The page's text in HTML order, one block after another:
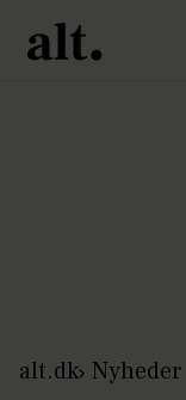
alt.dk Nyheder